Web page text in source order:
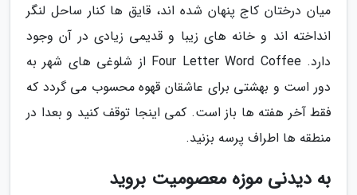
میان درختان کاج پنهان شده اند، قایق ها کنار ساحل لنگر
انداخته اند و خانه های زیبا و قدیمی زیادی در آن وجود
دارد. Four Letter Word Coffee از شلوغی های شهر به
دور است و بهشتی برای عاشقان قهوه محسوب می گردد که
فقط آخر هفته ها باز است. کمی اینجا توقف کنید و بعدا در
منطقه ها اطراف پرسه بزنید.
به دیدنی موزه معصومیت بروید